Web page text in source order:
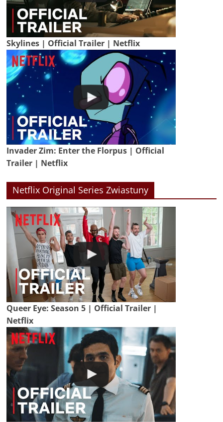
Skylines | Official Trailer | Netflix
Invader Zim: Enter the Florpus | Official
Trailer | Netflix
Netflix Original Series Zwiastuny
Queer Eye: Season 5 | Official Trailer |
Netflix